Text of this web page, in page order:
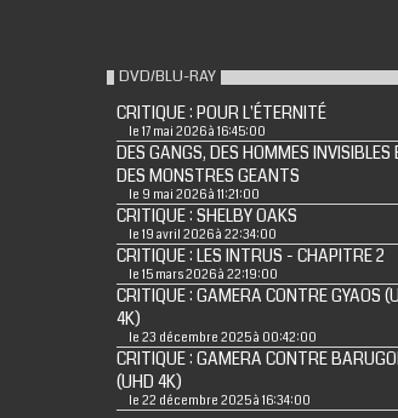
DVD/BLU-RAY
CRITIQUE : POUR L'ÉTERNITÉ
le 17 mai 2026 à 16:45:00
DES GANGS, DES HOMMES INVISIBLES
DES MONSTRES GEANTS
le 9 mai 2026 à 11:21:00
CRITIQUE : SHELBY OAKS
le 19 avril 2026 à 22:34:00
CRITIQUE : LES INTRUS - CHAPITRE 2
le 15 mars 2026 à 22:19:00
CRITIQUE : GAMERA CONTRE GYAOS
4K)
le 23 décembre 2025 à 00:42:00
CRITIQUE : GAMERA CONTRE
(UHD 4K)
le 22 décembre 2025 à 16:34:00